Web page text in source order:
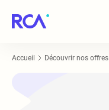
Accueil Découvrir nos offres